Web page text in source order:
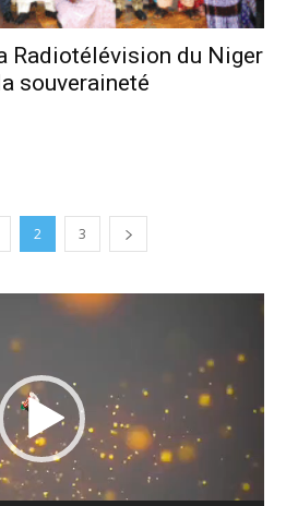
Radiotélévision du Niger
souveraineté
2 3